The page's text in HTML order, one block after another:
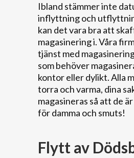
Ibland stämmer inte
inflyttning och
kan det vara bra att
magasinering i. Våra
tjänst med
som behöver
kontor eller dylikt. Alla
torra och varma, dina
magasineras så att de
för damma och smuts!
Flytt av